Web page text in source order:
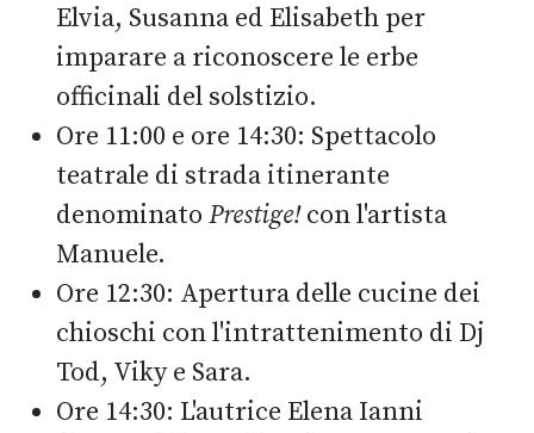
Elvia, Susanna ed Elisabeth per
imparare a riconoscere le erbe
officinali del solstizio.
Ore 11:00 e ore 14:30: Spettacolo
teatrale di strada itinerante
denominato Prestige!con l'artista
Manuele.
Ore 12:30: Apertura delle cucine dei
chioschi con l'intrattenimento di Dj
Tod, Viky e Sara.
Ore 14:30: L'autrice Elena Ianni